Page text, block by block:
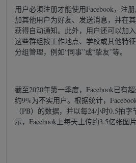
用户必须注册才能使用Facebook，注
加其他用户为好友、发送消息，并在
获得自动通知。此外，用户还可以加
这些群组按工作地点、学校或其他特
分组管理，例如“同事”或“挚友”等。
截至2020年第一季度，Facebook已有
约9%为不实用户。根据统计，
（PB）的数据，并以每24小时0.5拍
示，Facebook上每天上传约3.5亿张图片